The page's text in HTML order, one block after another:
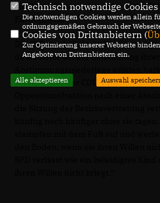
ein Dorf im Bergischen oder in der
Einwohnern.
Die SPD war bei dieser Abstimmung
da sie zuvor bei der Behandlung
Vorsitzender der CDU-Fraktion:
Technisch notwendige Cookies
Die notwendigen Cookies werden allein
ordnungsgemäßen Gebrauch der
Cookies von Drittanbietern (
Zur Optimierung unserer Webseite
Angebote von Drittanbietern ein.
Alle akzeptieren Auswahl